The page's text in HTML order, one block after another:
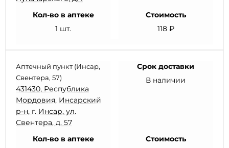
Кол-во в аптеке
1 шт.
Стоимость
118 ₽
Аптечный пункт (Инсар,
Свентера, 57)
431430, Республика
Мордовия, Инсарский
р-н, г. Инсар, ул.
Свентера, д. 57
Срок доставки
В наличии
Кол-во в аптеке
Стоимость